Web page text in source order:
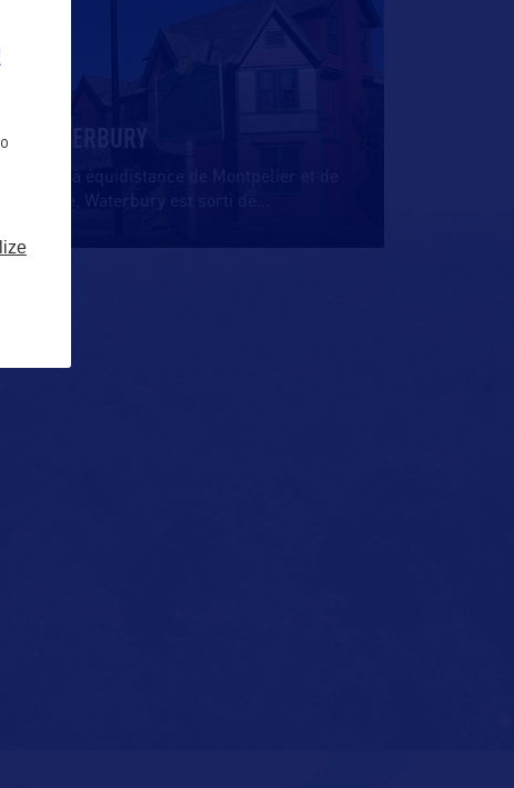
WATERBURY
Situé à équidistance de Montpelier et de
Stowe, Waterbury est sorti de